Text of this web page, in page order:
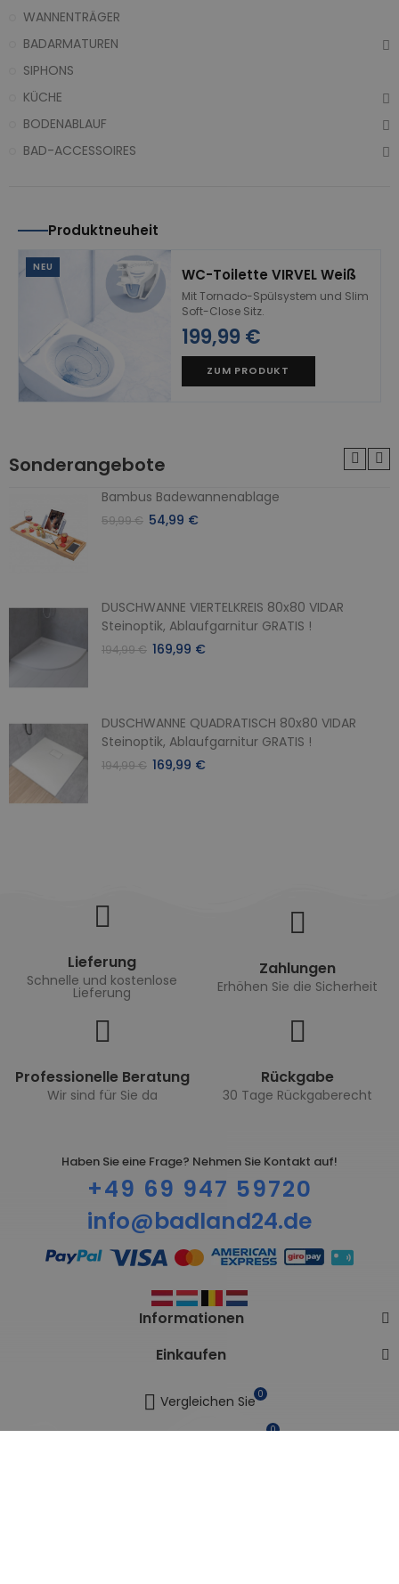
WANNENTRÄGER
BADARMATUREN
SIPHONS
KÜCHE
BODENABLAUF
BAD-ACCESSOIRES
Produktneuheit
NEU WC-Toilette VIRVEL Weiß
Mit Tornado-Spülsystem und Slim
Soft-Close Sitz.
199,99 €
ZUM PRODUKT
Sonderangebote
Bambus Badewannenablage
59,99 € 54,99 €
DUSCHWANNE VIERTELKREIS 80x80 VIDAR
Steinoptik, Ablaufgarnitur GRATIS !
194,99 € 169,99 €
DUSCHWANNE QUADRATISCH 80x80 VIDAR
Steinoptik, Ablaufgarnitur GRATIS !
194,99 € 169,99 €
Lieferung
Schnelle und kostenlose
Lieferung
Zahlungen
Erhöhen Sie die Sicherheit
Professionelle Beratung
Wir sind für Sie da
Rückgabe
30 Tage Rückgaberecht
Haben Sie eine Frage? Nehmen Sie Kontakt auf!
+49 69 947 59720
info@badland24.de
Informationen
Einkaufen
Vergleichen Sie 0
0